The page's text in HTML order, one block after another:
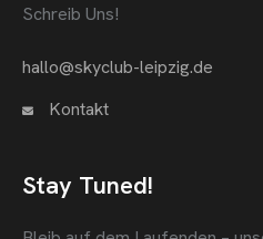
Schreib Uns!
hallo@skyclub-leipzig.de
Kontakt
Stay Tuned!